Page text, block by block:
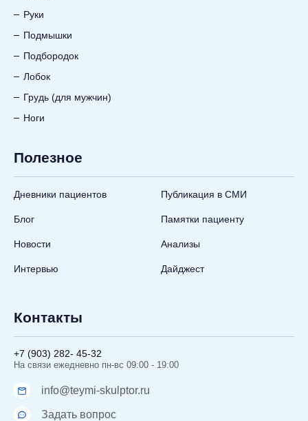
Руки
Подмышки
Подбородок
Лобок
Грудь (для мужчин)
Ноги
Полезное
Дневники пациентов
Блог
Новости
Интервью
Публикация в СМИ
Памятки пациенту
Анализы
Дайджест
Контакты
+7 (903) 282- 45-32
На связи ежедневно пн-вс 09:00 - 19:00
info@teymi-skulptor.ru
Задать вопрос